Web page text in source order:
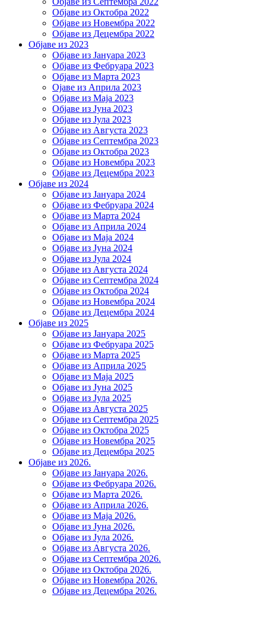
Објаве из Октобра 2022
Објаве из Новембра 2022
Објаве из Децембра 2022
Објаве из 2023
Објаве из Јануара 2023
Објаве из Фебруара 2023
Објаве из Марта 2023
Ојаве из Априла 2023
Објаве из Маја 2023
Објаве из Јуна 2023
Објаве из Јула 2023
Објаве из Августа 2023
Објаве из Септембра 2023
Објаве из Октобра 2023
Објаве из Новембра 2023
Објаве из Децембра 2023
Објаве из 2024
Објаве из Јануара 2024
Објаве из Фебруара 2024
Објаве из Марта 2024
Објаве из Априла 2024
Објаве из Маја 2024
Објаве из Јуна 2024
Објаве из Јула 2024
Објаве из Августа 2024
Објаве из Септембра 2024
Објаве из Октобра 2024
Објаве из Новембра 2024
Објаве из Децембра 2024
Објаве из 2025
Објаве из Јануара 2025
Објаве из Фебруара 2025
Објаве из Марта 2025
Објаве из Априла 2025
Објаве из Маја 2025
Објаве из Јуна 2025
Објаве из Јула 2025
Објаве из Августа 2025
Објаве из Септембра 2025
Објаве из Октобра 2025
Објаве из Новембра 2025
Објаве из Децембра 2025
Објаве из 2026.
Објаве из Јануара 2026.
Објаве из Фебруара 2026.
Објаве из Марта 2026.
Објаве из Априла 2026.
Објаве из Маја 2026.
Објаве из Јуна 2026.
Објаве из Јула 2026.
Објаве из Августа 2026.
Објаве из Септембра 2026.
Објаве из Октобра 2026.
Објаве из Новембра 2026.
Објаве из Децембра 2026.